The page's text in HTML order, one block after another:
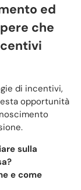
ed
che
di incentivi,
opportunità
sulla
e come